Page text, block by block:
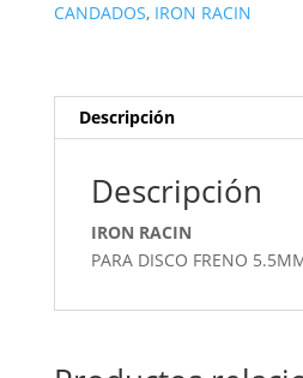
CANDADOS, IRON RACIN
Descripción
Descripción
IRON RACIN
PARA DISCO FRENO